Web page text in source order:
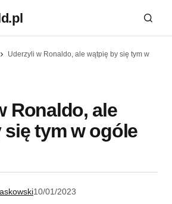
Uderzyli w Ronaldo, ale wątpię by się tym w
Ronaldo, ale
tym w ogóle
10/01/2023